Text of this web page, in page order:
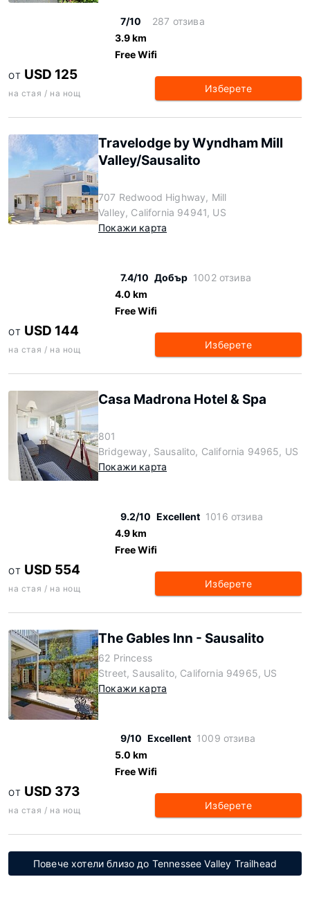
7/10
287 отзива
3.9 km
Free Wifi
ОТ USD 125
на стая / на нощ Изберете
Travelodge by Wyndham Mill
Valley/Sausalito
707 Redwood Highway, Mill
Valley, California 94941, US
Покажи карта
7.4/10 Добър 1002 отзива
4.0 km
Free Wifi
ОТ USD 144
на стая / на нощ Изберете
Casa Madrona Hotel & Spa
801
Bridgeway, Sausalito, California 94965, US
Покажи карта
9.2/10 Excellent 1016 отзива
4.9 km
Free Wifi
ОТ USD 554
на стая / на нощ Изберете
The Gables Inn - Sausalito
62 Princess
Street, Sausalito, California 94965, US
Покажи карта
9/10 Excellent 1009 отзива
5.0 km
Free Wifi
ОТ USD 373
на стая / на нощ Изберете
Повече хотели близо до Tennessee Valley Trailhead